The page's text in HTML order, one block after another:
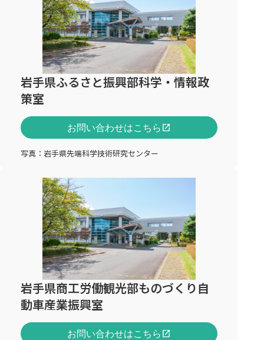
岩手県ふるさと振興部科学・情報政
策室
お問い合わせはこちら open_in_new
写真：岩手県先端科学技術研究センター
岩手県商工労働観光部ものづくり自
動車産業振興室
お問い合わせはこちら open_in_new